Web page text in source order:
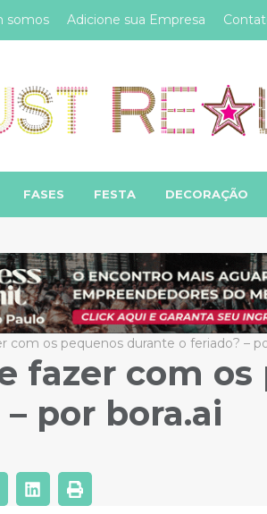
somos Adicione sua Empresa
FASES FESTA DECORAÇÃO
com os pequenos durante o feriado? –
fazer com os
por bora.ai